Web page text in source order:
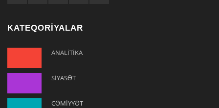
KATEQORİYALAR
ANALİTİKA
SİYASƏT
CƏMİYYƏT